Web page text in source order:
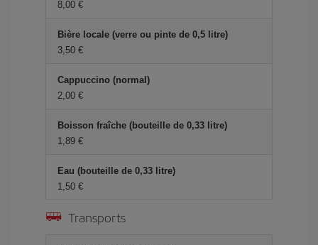
8,00 €
Bière locale (verre ou pinte de 0,5 litre)
3,50 €
Cappuccino (normal)
2,00 €
Boisson fraîche (bouteille de 0,33 litre)
1,89 €
Eau (bouteille de 0,33 litre)
1,50 €
Transports